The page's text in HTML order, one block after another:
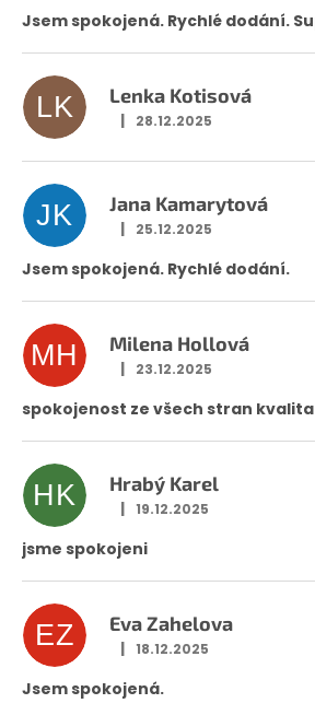
Jsem spokojená. Rychlé dodání.
LK Lenka Kotisová
Hodnocení obchodu je 5
| 28.12.2025
JK Jana Kamarytová
Hodnocení obchodu je 5
| 25.12.2025
Jsem spokojená. Rychlé dodání.
MH Milena Hollová
Hodnocení obchodu je 5
| 23.12.2025
spokojenost ze všech stran
HK Hrabý Karel
Hodnocení obchodu je 5
| 19.12.2025
jsme spokojeni
EZ Eva Zahelova
Hodnocení obchodu je 5
| 18.12.2025
Jsem spokojená.